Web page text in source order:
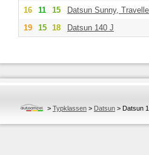
16 11 15 Datsun Sunny,
19
15 18 Datsun 140 J
> Typklassen > Datsun > Datsun